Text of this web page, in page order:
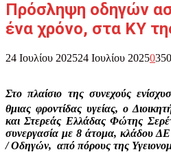
Πρόσληψη οδηγών
ένα χρόνο, στα ΚΥ
24 Ιουλίου 202524 Ιουλίου 20250350
Στο πλαίσιο της συνεχούς
θμιας φροντίδας υγείας, ο
και Στερεάς Ελλάδας Φώτης
συνεργασία με 8 άτομα, κλάδου
/ Οδηγών, από πόρους της